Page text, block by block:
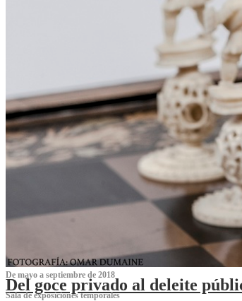
De mayo a septiembre de 2018
Del goce privado al deleite
Sala de exposiciones temporales